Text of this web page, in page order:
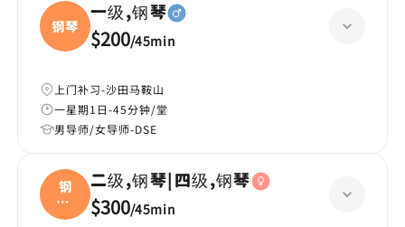
钢琴
一级,钢琴
$200/45min
上门补习-沙田马鞍山
一星期1日-45分钟/堂
男导师/女导师-DSE
钢
琴|
四级
二级,钢琴|四级,钢琴
$300/45min